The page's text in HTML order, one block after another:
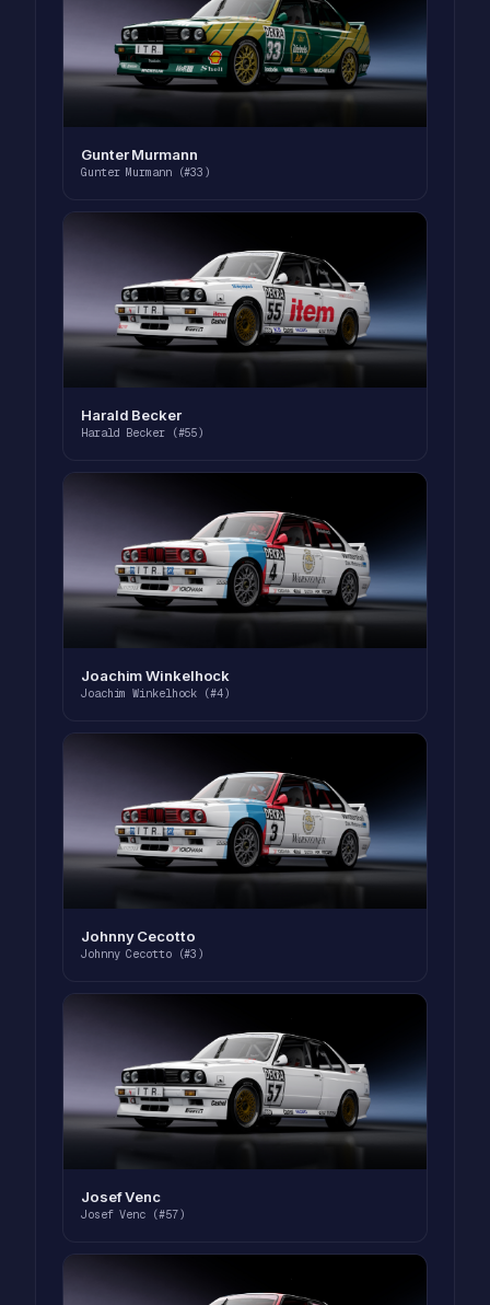
Gunter Murmann
Gunter Murmann (#33)
Harald Becker
Harald Becker (#55)
Joachim Winkelhock
Joachim Winkelhock (#4)
Johnny Cecotto
Johnny Cecotto (#3)
Josef Venc
Josef Venc (#57)